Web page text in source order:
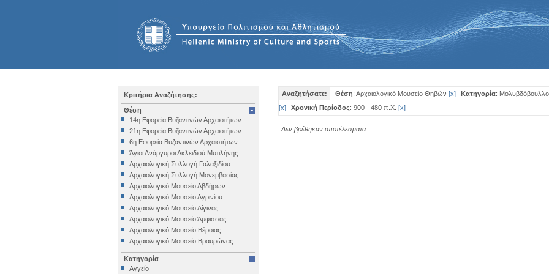
Κριτήρια Αναζήτησης:
Θέση
14η Εφορεία Βυζαντινών Αρχαιοτήτων
21η Εφορεία Βυζαντινών Αρχαιοτήτων
6η Εφορεία Βυζαντινών Αρχαιοτήτων
Άγιοι Ανάργυροι Ακλειδιού Μυτιλήνης
Αρχαιολογική Συλλογή Γαλαξιδίου
Αρχαιολογική Συλλογή Μονεμβασίας
Αρχαιολογικό Μουσείο Αβδήρων
Αρχαιολογικό Μουσείο Αγρινίου
Αρχαιολογικό Μουσείο Αίγινας
Αρχαιολογικό Μουσείο Άμφισσας
Αρχαιολογικό Μουσείο Βέροιας
Αρχαιολογικό Μουσείο Βραυρώνας
Αρχαιολογικό Μουσείο Δελφών
Αρχαιολογικό Μουσείο Ηγουμενίτσας
Κατηγορία
Αγγείο
Αναζητήσατε: Θέση: Αρχαιολογικό Μουσείο Θηβών [x] Κατηγορία: Μολυβδόβουλλο
[x] Χρονική Περίοδος: 900 - 480 π.Χ. [x]
Δεν βρέθηκαν αποτέλεσματα.